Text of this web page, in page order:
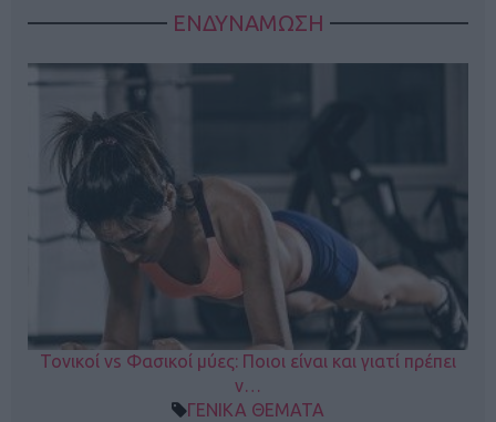
ΕΝΔΥΝΑΜΩΣΗ
Τονικοί vs Φασικοί μύες: Ποιοι είναι και γιατί πρέπει
ν…
ΓΕΝΙΚΑ ΘΕΜΑΤΑ